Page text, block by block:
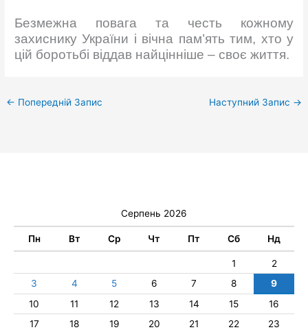
Безмежна повага та честь кожному
захиснику України і вічна пам’ять тим, хто у
цій боротьбі віддав найцінніше – своє життя.
← Попередній Запис Наступний Запис →
Серпень 2026
Пн Вт Ср Чт Пт Сб Нд
1
2
3
4 5 6 7 8
9
10
11 12 13 14 15
16
17
18 19 20 21 22
23